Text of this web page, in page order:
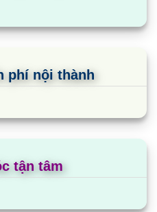
phí nội thành
tận tâm